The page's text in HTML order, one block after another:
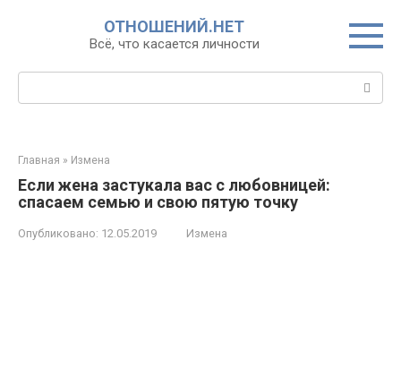
ОТНОШЕНИЙ.НЕТ
Всё, что касается личности
Поиск:
Главная » Измена
Если жена застукала вас с любовницей:
спасаем семью и свою пятую точку
Опубликовано: 12.05.2019 Измена